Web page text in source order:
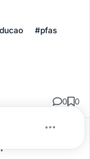
#pfas
0 0